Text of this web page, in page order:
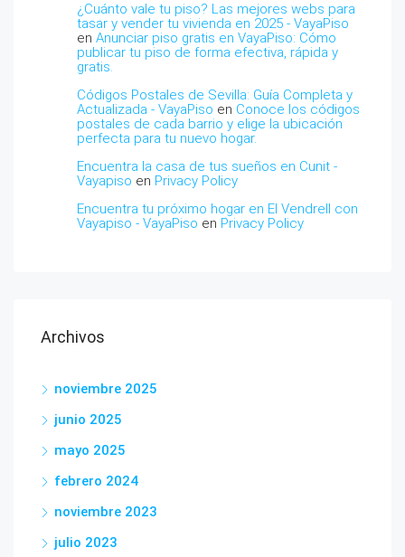
¿Cuánto vale tu piso? Las mejores webs para
tasar y vender tu vivienda en 2025 - VayaPiso
en Anunciar piso gratis en VayaPiso: Cómo
publicar tu piso de forma efectiva, rápida y
gratis.
Códigos Postales de Sevilla: Guía Completa y
Actualizada - VayaPiso en Conoce los códigos
postales de cada barrio y elige la ubicación
perfecta para tu nuevo hogar.
Encuentra la casa de tus sueños en Cunit -
Vayapiso en Privacy Policy
Encuentra tu próximo hogar en El Vendrell con
Vayapiso - VayaPiso en Privacy Policy
Archivos
noviembre 2025
junio 2025
mayo 2025
febrero 2024
noviembre 2023
julio 2023